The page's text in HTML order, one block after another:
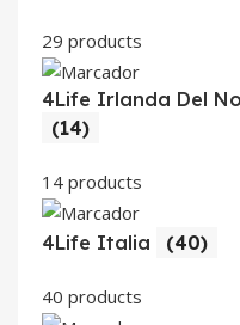
29 products
4Life Irlanda Del
(14)
14 products
4Life Italia (40)
40 products